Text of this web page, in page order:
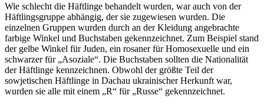
Wie schlecht die Häftlinge behandelt wurden, war auch von der
Häftlingsgruppe abhängig, der sie zugewiesen wurden. Die
einzelnen Gruppen wurden durch an der Kleidung angebrachte
farbige Winkel und Buchstaben gekennzeichnet. Zum Beispiel stand
der gelbe Winkel für Juden, ein rosaner für Homosexuelle und ein
schwarzer für „Asoziale“. Die Buchstaben sollten die Nationalität
der Häftlinge kennzeichnen. Obwohl der größte Teil der
sowjetischen Häftlinge in Dachau ukrainischer Herkunft war,
wurden sie alle mit einem „R“ für „Russe“ gekennzeichnet.